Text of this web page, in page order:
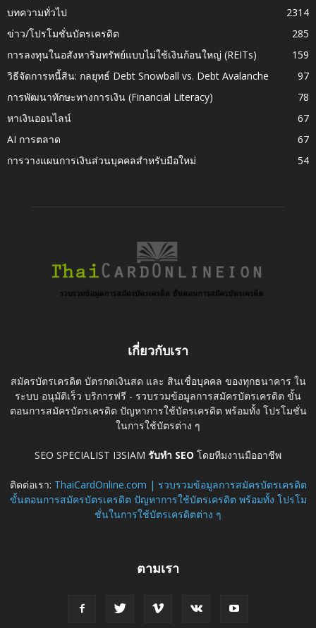
บทความทั่วไป
2314
ข่าว/โปรโมชั่นบัตรเครดิต
285
การลงทุนในอสังหาริมทรัพย์แบบไม่ใช้เงินก้อนใหญ่ (REITs)
159
วิธีจัดการหนี้สิน: กลยุทธ์ Debt Snowball vs. Debt Avalanche
97
การพัฒนาทักษะทางการเงิน (Financial Literacy)
78
หาเงินออนไลน์
67
AI การตลาด
67
การวางแผนการเงินส่วนบุคคลสำหรับมือใหม่
54
เกี่ยวกับเรา
สมัครบัตรเครดิต บัตรกดเงินสด และ สินเชื่อบุคคล ของทุกธนาคาร ใน
ระบบ อนุมัติเร็ว บริการฟรี - รวบรวมข้อมูลการสมัครบัตรเครดิต ขั้น
ตอนการสมัครบัตรเครดิต ปัญหาการใช้บัตรเครดิต พร้อมทั้ง โปรโมชั่น
ในการใช้บัตรต่าง ๆ
SEO SPECIALIST I3SIAM รับทำ SEO โดยทีมงานมืออาชีพ
ติดต่อเรา: ThaiCardOnline.com | รวบรวมข้อมูลการสมัครบัตรเครดิต
ขั้นตอนการสมัครบัตรเครดิต ปัญหาการใช้บัตรเครดิต พร้อมทั้ง โปรโม
ชั่นในการใช้บัตรเครดิตต่าง ๆ
ตามเรา